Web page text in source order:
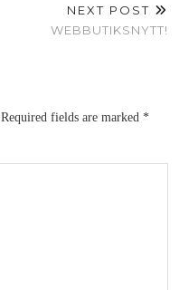
NEXT POST
WEBBUTIKSNYTT!
Required fields are marked *